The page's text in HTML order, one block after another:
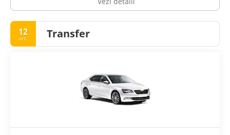
12
oct. Transfer